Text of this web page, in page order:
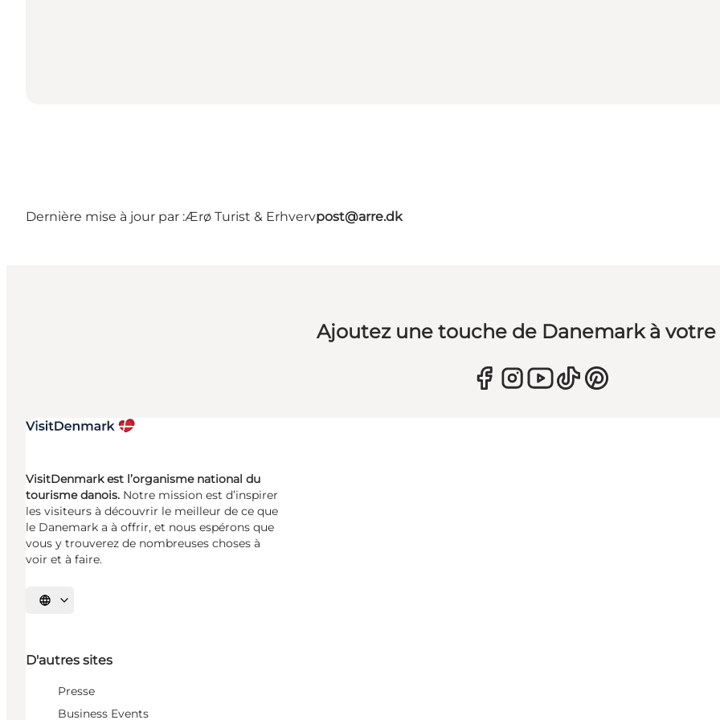
Dernière mise à jour par :Ærø Turist & Erhvervpost@arre.dk
Ajoutez une touche de Danemark à
VisitDenmark est l’organisme national du
tourisme danois. Notre mission est d’inspirer
les visiteurs à découvrir le meilleur de ce que
le Danemark a à offrir, et nous espérons que
vous y trouverez de nombreuses choses à
voir et à faire.
Choisissez la langue
D'autres sites
Presse
Business Events